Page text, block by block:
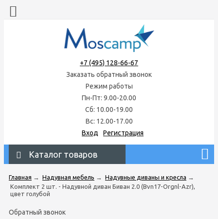
+7 (495) 128-66-67
Заказать обратный звонок
Режим работы
Пн-Пт: 9.00-20.00
Сб: 10.00-19.00
Вс: 12.00-17.00
Вход
Регистрация
Каталог товаров
Главная → Надувная мебель → Надувные диваны и кресла →
Комплект 2 шт. - Надувной диван Биван 2.0 (Bvn17-Orgnl-Azr),
цвет голубой
Обратный звонок